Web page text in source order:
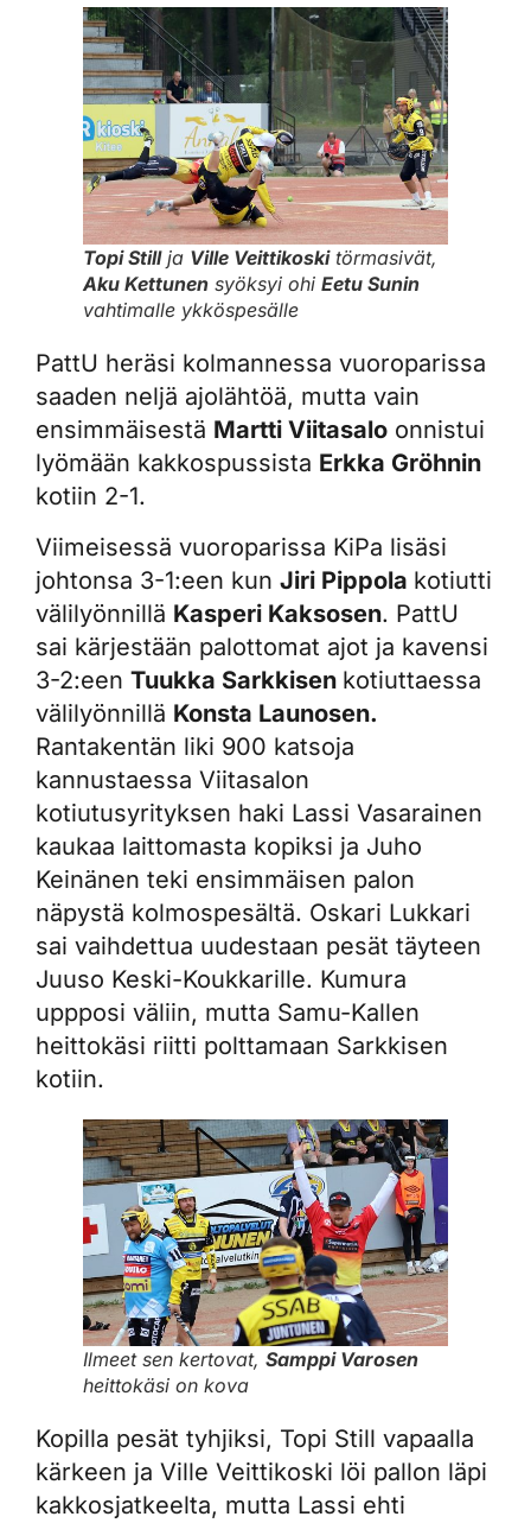
Topi Stillja Ville Veittikoskitörmasivät,
Aku Kettunen syöksyi ohi Eetu Sunin
vahtimalle ykköspesälle
PattU heräsi kolmannessa vuoroparissa
saaden neljä ajolähtöä, mutta vain
ensimmäisestä Martti Viitasalo onnistui
lyömään kakkospussista Erkka Gröhnin
kotiin 2-1.
Viimeisessä vuoroparissa KiPa lisäsi
johtonsa 3-1:een kun Jiri Pippola kotiutti
välilyönnillä Kasperi Kaksosen. PattU
sai kärjestään palottomat ajot ja kavensi
3-2:een Tuukka Sarkkisen kotiuttaessa
välilyönnillä Konsta Launosen.
Rantakentän liki 900 katsoja
kannustaessa Viitasalon
kotiutusyrityksen haki Lassi Vasarainen
kaukaa laittomasta kopiksi ja Juho
Keinänen teki ensimmäisen palon
näpystä kolmospesältä. Oskari Lukkari
sai vaihdettua uudestaan pesät täyteen
Juuso Keski-Koukkarille. Kumura
uppposi väliin, mutta Samu-Kallen
heittokäsi riitti polttamaan Sarkkisen
kotiin.
Ilmeet sen kertovat, Samppi Varosen
heittokäsi on kova
Kopilla pesät tyhjiksi, Topi Still vapaalla
kärkeen ja Ville Veittikoski löi pallon läpi
kakkosjatkeelta, mutta Lassi ehti